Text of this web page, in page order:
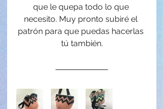
que le quepa todo lo que
necesito. Muy pronto subiré el
patrón para que puedas hacerlas
tú también.